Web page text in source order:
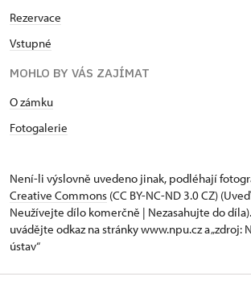
Rezervace
Vstupné
MOHLO BY VÁS ZAJÍMAT
O zámku
Fotogalerie
Není-li výslovně uvedeno jinak, podléhají
Creative Commons (CC BY-NC-ND 3.0 CZ)
Neužívejte dílo komerčně | Nezasahujte do
uvádějte odkaz na stránky www.npu.cz a „zdroj:
ústav“